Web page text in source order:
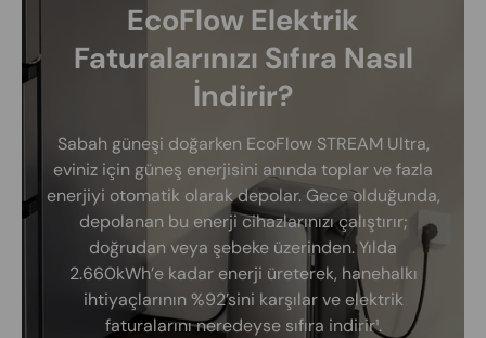
EcoFlow Elektrik
Faturalarınızı Sıfıra Nasıl
İndirir?
Sabah güneşi doğarken EcoFlow STREAM Ultra,
eviniz için güneş enerjisini anında toplar ve fazla
enerjiyi otomatik olarak depolar. Gece olduğunda,
depolanan bu enerji cihazlarınızı çalıştırır;
doğrudan veya şebeke üzerinden. Yılda
2.660kWh’e kadar enerji üreterek, hanehalkı
ihtiyaçlarının %92’sini karşılar ve elektrik
faturalarını neredeyse sıfıra indirir¹.